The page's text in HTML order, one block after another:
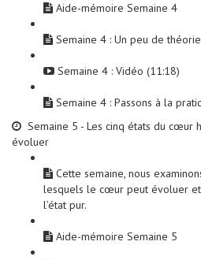
Aide-mémoire Semaine 4
Semaine 4 : Un peu de théorie
Semaine 4 : Vidéo (11:18)
Semaine 4 : Passons à la
Semaine 5 - Les cinq états du cœur
évoluer
Cette semaine, nous
lesquels le cœur peut évoluer et
l’état pur.
Aide-mémoire Semaine 5